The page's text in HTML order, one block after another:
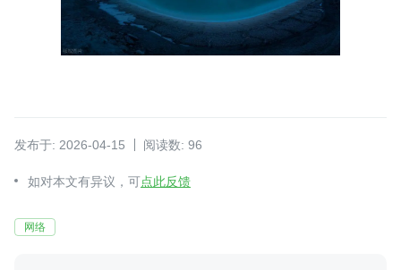
发布于: 2026-04-15 阅读数: 96
如对本文有异议，可点此反馈
网络